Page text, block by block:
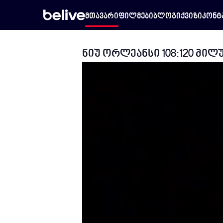
მთავარიფილმებიბლოგიქვიზი
ნიუ ორლეანსი 108:120